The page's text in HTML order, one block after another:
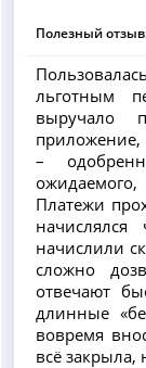
Полезный
льготным
выручало
приложение,
–
Платежи
начислили
сложно
отвечают
длинные
вовремя
всё закрыла,